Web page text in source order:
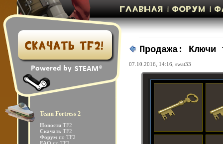
Продажа:
07.10.2016, 14:16, swat33
Team Fortress 2
Новости TF2
Скачать TF2
Форум по TF2